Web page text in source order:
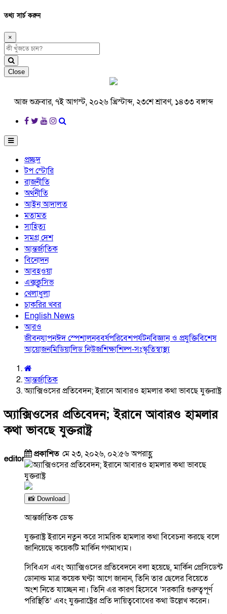
তথ্য সার্চ করুন
×
Close
আজ শুক্রবার, ৭ই আগস্ট, ২০২৬ খ্রিস্টাব্দ, ২৩শে শ্রাবণ, ১৪৩৩ বঙ্গাব্দ
প্রচ্ছদ
টপ স্টোরি
রাজনীতি
অর্থনীতি
আইন আদালত
মতামত
সাহিত্য
সমগ্র দেশ
আন্তর্জাতিক
বিনোদন
আবহওয়া
এক্সক্লুসিভ
খেলাধুলা
চাকরির খবর
English News
আরও
জীবনযাপনঈদ স্পেশালনববর্ষপরিবেশপর্যটনবিজ্ঞান ও প্রযুক্তিবিশেষ
আয়োজনমিডিয়ালিড নিউজশিক্ষাশিল্প-সংস্কৃতিস্বাস্থ্য
আন্তর্জাতিক
অ্যাক্সিওসের প্রতিবেদন; ইরানে আবারও হামলার কথা ভাবছে যুক্তরাষ্ট্র
অ্যাক্সিওসের প্রতিবেদন; ইরানে আবারও হামলার
কথা ভাবছে যুক্তরাষ্ট্র
editor প্রকাশিত মে ২৩, ২০২৬, ০২:৫৬ অপরাহ্ণ
📸 Download
আন্তর্জাতিক ডেস্ক
যুক্তরাষ্ট্র ইরানে নতুন করে সামরিক হামলার কথা বিবেচনা করছে বলে
জানিয়েছে কয়েকটি মার্কিন গণমাধ্যম।
সিবিএস এবং অ্যাক্সিওসের প্রতিবেদনে বলা হয়েছে, মার্কিন প্রেসিডেন্ট
ডোনাল্ড মাত্র কয়েক ঘণ্টা আগে জানান, তিনি তার ছেলের বিয়েতে
অংশ নিতে যাচ্ছেন না। তিনি এর কারণ হিসেবে ‘সরকারি গুরুত্বপূর্ণ
পরিস্থিতি’ এবং যুক্তরাষ্ট্রের প্রতি দায়িত্ববোধের কথা উল্লেখ করেন।